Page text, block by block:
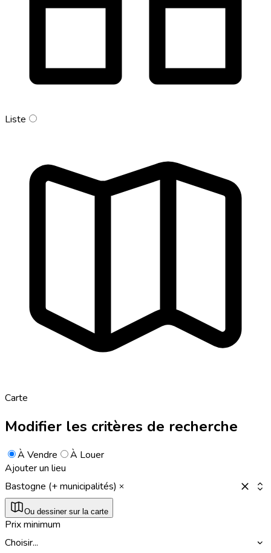
Liste
Carte
Modifier les critères de recherche
À Vendre
À Louer
Ajouter un lieu
Bastogne (+ municipalités)
Ou dessiner sur la carte
Prix minimum
Choisir...